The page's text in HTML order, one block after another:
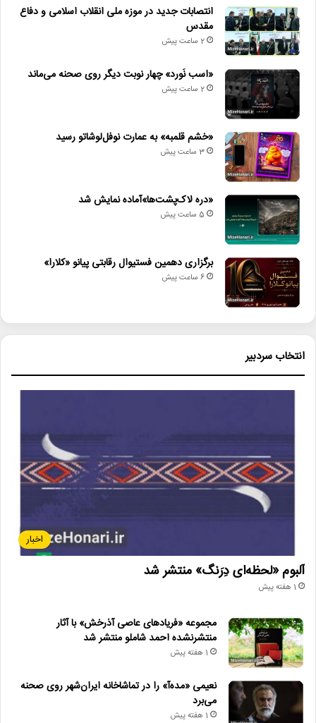
انتصابات جدید در موزه ملی انقلاب اسلامی و دفاع
مقدس
2 ساعت پیش
«اسب نَورد» چهار نوبت دیگر روی صحنه می‌ماند
2 ساعت پیش
«خشم قلمبه» به عمارت نوفل‌لوشاتو رسید
3 ساعت پیش
«دره لاک‌پشت‌ها»آماده نمایش شد
5 ساعت پیش
برگزاری دهمین فستیوال رقابتی پیانو «کلارا»
6 ساعت پیش
انتخاب سردبیر
اخبار
آلبوم «لحظه‌ای دِرَنگ» منتشر شد
1 هفته پیش
مجموعه «فریادهای عاصی آذرخش» با آثار
منتشرنشده احمد شاملو منتشر شد
1 هفته پیش
نعیمی «مده‌آ» را در تماشاخانه ایران‌شهر روی صحنه
می‌برد
1 هفته پیش